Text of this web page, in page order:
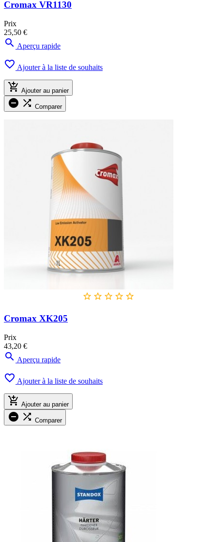
Cromax VR1130
Prix
25,50 €
 Aperçu rapide
 Ajouter à la liste de souhaits
 Ajouter au panier
  Comparer
    
Cromax XK205
Prix
43,20 €
 Aperçu rapide
 Ajouter à la liste de souhaits
 Ajouter au panier
  Comparer